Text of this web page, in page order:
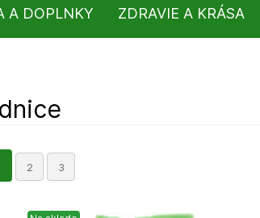
2 3
A DOPLNKY ZDRAVIE A KRÁSA